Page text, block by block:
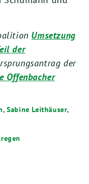
Umsetzung
der
der
Offenbacher
,Sabine Leithäuser,